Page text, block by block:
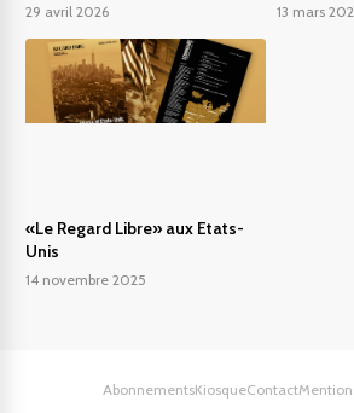
29 avril 2026 13 mars
«Le Regard Libre» aux Etats-
Unis
14 novembre 2025
AbonnementsKiosqueContact